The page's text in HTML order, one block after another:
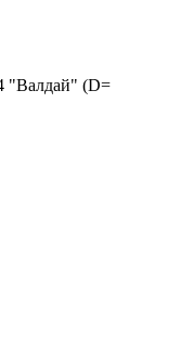
"Валдай" (D=